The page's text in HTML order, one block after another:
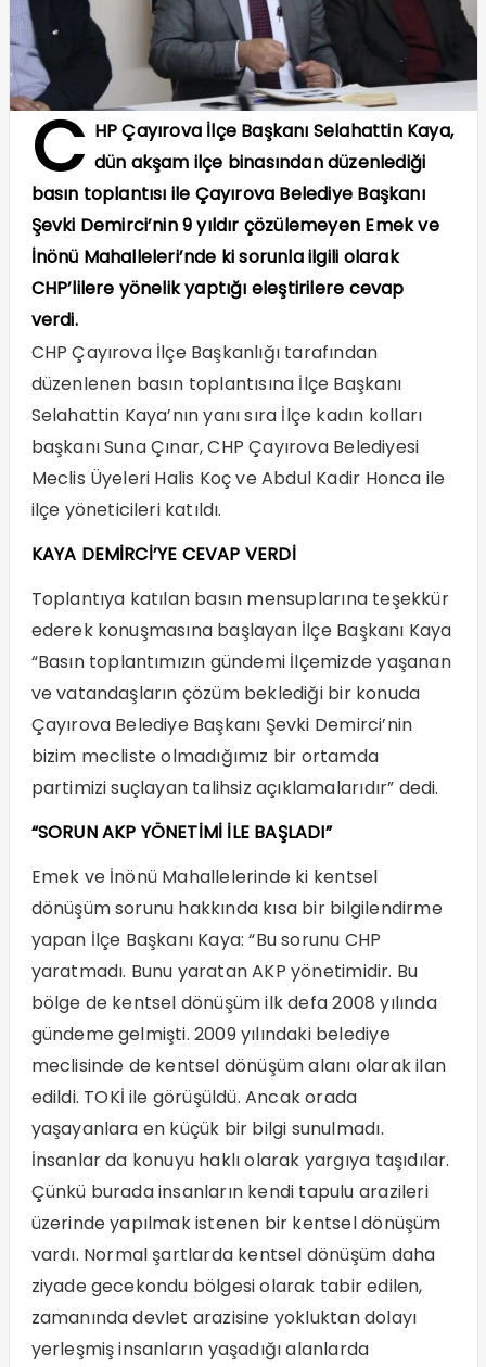
C HP Çayırova İlçe Başkanı Selahattin Kaya,
dün akşam ilçe binasından düzenlediği
basın toplantısı ile Çayırova Belediye Başkanı
Şevki Demirci’nin 9 yıldır çözülemeyen Emek ve
İnönü Mahalleleri’nde ki sorunla ilgili olarak
CHP’lilere yönelik yaptığı eleştirilere cevap
verdi.
CHP Çayırova İlçe Başkanlığı tarafından
düzenlenen basın toplantısına İlçe Başkanı
Selahattin Kaya’nın yanı sıra İlçe kadın kolları
başkanı Suna Çınar, CHP Çayırova Belediyesi
Meclis Üyeleri Halis Koç ve Abdul Kadir Honca ile
ilçe yöneticileri katıldı.
KAYA DEMİRCİ’YE CEVAP VERDİ
Toplantıya katılan basın mensuplarına teşekkür
ederek konuşmasına başlayan İlçe Başkanı Kaya
“Basın toplantımızın gündemi İlçemizde yaşanan
ve vatandaşların çözüm beklediği bir konuda
Çayırova Belediye Başkanı Şevki Demirci’nin
bizim mecliste olmadığımız bir ortamda
partimizi suçlayan talihsiz açıklamalarıdır” dedi.
“SORUN AKP YÖNETİMİ İLE BAŞLADI”
Emek ve İnönü Mahallelerinde ki kentsel
dönüşüm sorunu hakkında kısa bir bilgilendirme
yapan İlçe Başkanı Kaya: “Bu sorunu CHP
yaratmadı. Bunu yaratan AKP yönetimidir. Bu
bölge de kentsel dönüşüm ilk defa 2008 yılında
gündeme gelmişti. 2009 yılındaki belediye
meclisinde de kentsel dönüşüm alanı olarak ilan
edildi. TOKİ ile görüşüldü. Ancak orada
yaşayanlara en küçük bir bilgi sunulmadı.
İnsanlar da konuyu haklı olarak yargıya taşıdılar.
Çünkü burada insanların kendi tapulu arazileri
üzerinde yapılmak istenen bir kentsel dönüşüm
vardı. Normal şartlarda kentsel dönüşüm daha
ziyade gecekondu bölgesi olarak tabir edilen,
zamanında devlet arazisine yokluktan dolayı
yerleşmiş insanların yaşadığı alanlarda